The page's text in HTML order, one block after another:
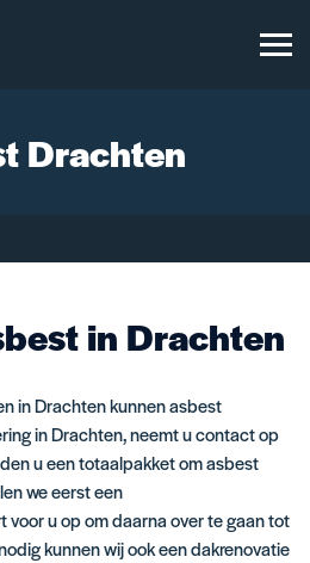
Drachten
in Drachten
in Drachten kunnen asbest
in Drachten, neemt u contact op
u een totaalpakket om asbest
we eerst een
voor u op om daarna over te gaan tot
kunnen wij ook eendakrenovatie